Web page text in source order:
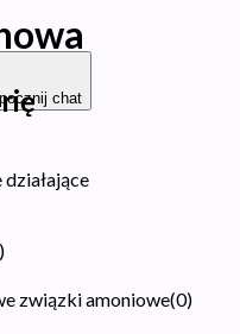
chat
)
związki amoniowe(0)